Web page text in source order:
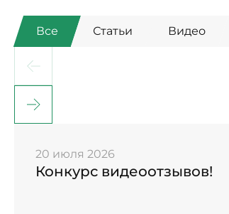
Все Статьи Видео
20 июля 2026
Конкурс видеоотзывов!